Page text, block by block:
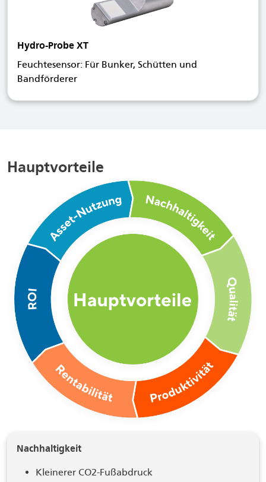
Hydro-Probe XT
Feuchtesensor: Für Bunker, Schütten und
Bandförderer
Hauptvorteile
Nachhaltigkeit
Kleinerer CO2-Fußabdruck